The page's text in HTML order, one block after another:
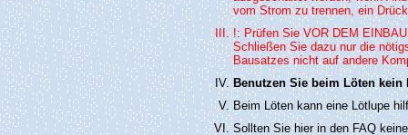
vom Strom zu trennen, ein
!: Prüfen Sie VOR DEM
Schließen Sie dazu nur die
Bausatzes nicht auf andere
Benutzen Sie beim Löten kein
Beim Löten kann eine Lötlupe
Sollten Sie hier in den FAQ